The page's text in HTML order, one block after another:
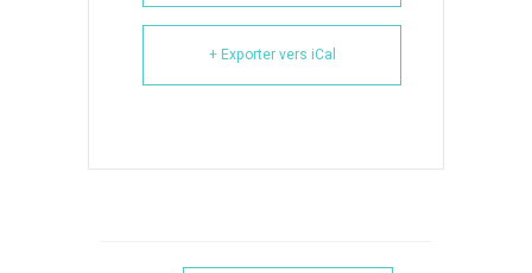
+ Exporter vers iCal